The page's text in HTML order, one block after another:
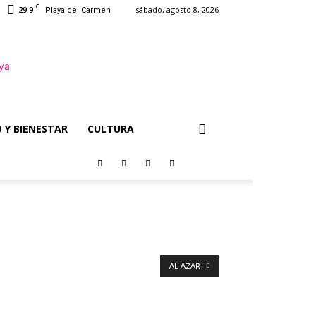
29.9 C Playa del Carmen sábado, agosto 8, 2026
Y BIENESTAR CULTURA
AL AZAR